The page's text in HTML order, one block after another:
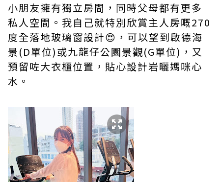
小朋友擁有獨立房間，同時父母都有更多
私人空間。我自己就特別欣賞主人房嘅270
度全落地玻璃窗設計😍，可以望到啟德海
景(D單位)或九龍仔公園景觀(G單位)，又
預留咗大衣櫃位置，貼心設計岩曬媽咪心
水。